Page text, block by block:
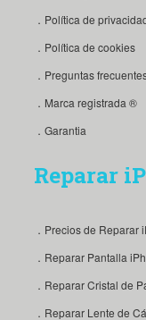
．Política de
．Política de cookies
．Preguntas
．Marca registrada ®
．Garantia
Reparar
．Precios de Reparar
．Reparar Pantalla
．Reparar Cristal de
．Reparar Lente de